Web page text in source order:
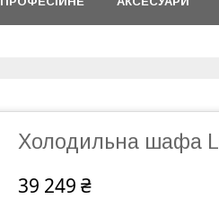
Холодильна шафа
39 249 ₴